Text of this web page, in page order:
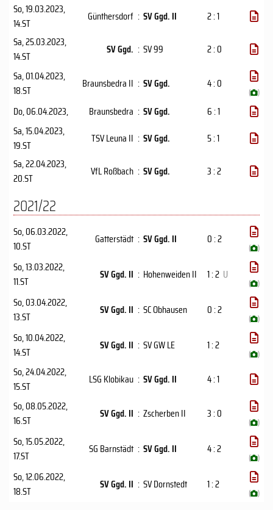
So, 19.03.2023,
14.ST
Günthersdorf : SV Ggd. II
2 : 1
Sa, 25.03.2023,
14.ST
SV Ggd. : SV 99
2 : 0
Sa, 01.04.2023,
18.ST
Braunsbedra II : SV Ggd. 4 : 0
( )
Do, 06.04.2023, Braunsbedra : SV Ggd.
6 : 1
Sa, 15.04.2023,
19.ST
TSV Leuna II : SV Ggd.
5 : 1
Sa, 22.04.2023,
20.ST
VfL Roßbach : SV Ggd. 3 : 2
2021/22
So, 06.03.2022,
10.ST
Gatterstädt : SV Ggd. II 0 : 2
( )
So, 13.03.2022,
11.ST
SV Ggd. II : Hohenweiden II 1 : 2 U
( )
So, 03.04.2022,
13.ST
SV Ggd. II : SC Obhausen 0 : 2
( )
So, 10.04.2022,
14.ST
SV Ggd. II : SV GW LE 1 : 2
( )
So, 24.04.2022,
15.ST
LSG Klobikau : SV Ggd. II
4 : 1
So, 08.05.2022,
16.ST
SV Ggd. II : Zscherben II 3 : 0
( )
So, 15.05.2022,
17.ST
SG Barnstädt : SV Ggd. II 4 : 2
( )
So, 12.06.2022,
18.ST
SV Ggd. II : SV Dornstedt 1 : 2
( )